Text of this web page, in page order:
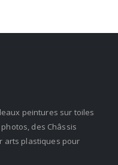
peintures sur toiles
des Châssis
arts plastiques pour